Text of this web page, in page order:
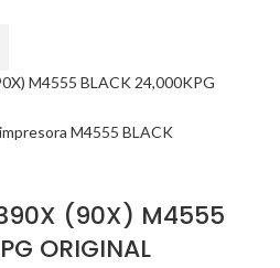
(90X) M4555
ORIGINAL